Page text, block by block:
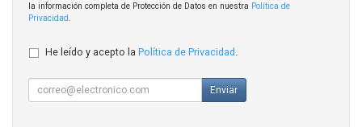
la información completa de Protección de Datos en nuestra Política de
Privacidad
He leído y acepto la Política de Privacidad
Enviar